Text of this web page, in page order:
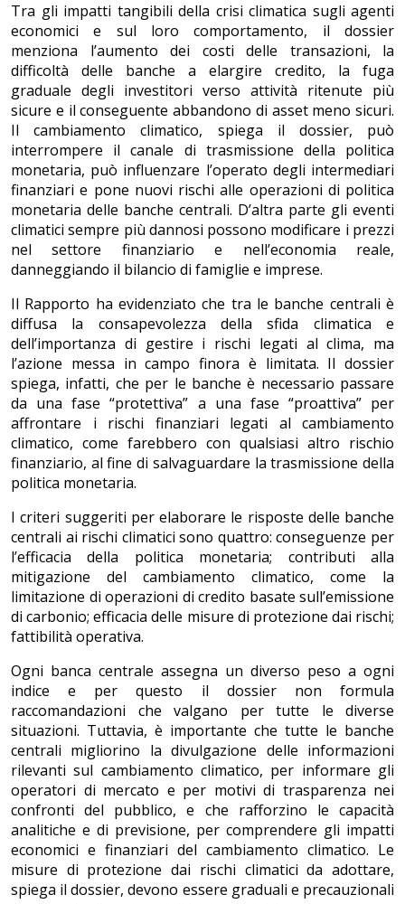
Tra gli impatti tangibili della crisi climatica sugli agenti
economici e sul loro comportamento, il dossier
menziona l’aumento dei costi delle transazioni, la
difficoltà delle banche a elargire credito, la fuga
graduale degli investitori verso attività ritenute più
sicure e il conseguente abbandono di asset meno sicuri.
Il cambiamento climatico, spiega il dossier, può
interrompere il canale di trasmissione della politica
monetaria, può influenzare l’operato degli intermediari
finanziari e pone nuovi rischi alle operazioni di politica
monetaria delle banche centrali. D’altra parte gli eventi
climatici sempre più dannosi possono modificare i prezzi
nel settore finanziario e nell’economia reale,
danneggiando il bilancio di famiglie e imprese.
Il Rapporto ha evidenziato che tra le banche centrali è
diffusa la consapevolezza della sfida climatica e
dell’importanza di gestire i rischi legati al clima, ma
l’azione messa in campo finora è limitata. Il dossier
spiega, infatti, che per le banche è necessario passare
da una fase “protettiva” a una fase “proattiva” per
affrontare i rischi finanziari legati al cambiamento
climatico, come farebbero con qualsiasi altro rischio
finanziario, al fine di salvaguardare la trasmissione della
politica monetaria.
I criteri suggeriti per elaborare le risposte delle banche
centrali ai rischi climatici sono quattro: conseguenze per
l’efficacia della politica monetaria; contributi alla
mitigazione del cambiamento climatico, come la
limitazione di operazioni di credito basate sull’emissione
di carbonio; efficacia delle misure di protezione dai rischi;
fattibilità operativa.
Ogni banca centrale assegna un diverso peso a ogni
indice e per questo il dossier non formula
raccomandazioni che valgano per tutte le diverse
situazioni. Tuttavia, è importante che tutte le banche
centrali migliorino la divulgazione delle informazioni
rilevanti sul cambiamento climatico, per informare gli
operatori di mercato e per motivi di trasparenza nei
confronti del pubblico, e che rafforzino le capacità
analitiche e di previsione, per comprendere gli impatti
economici e finanziari del cambiamento climatico. Le
misure di protezione dai rischi climatici da adottare,
spiega il dossier, devono essere graduali e precauzionali